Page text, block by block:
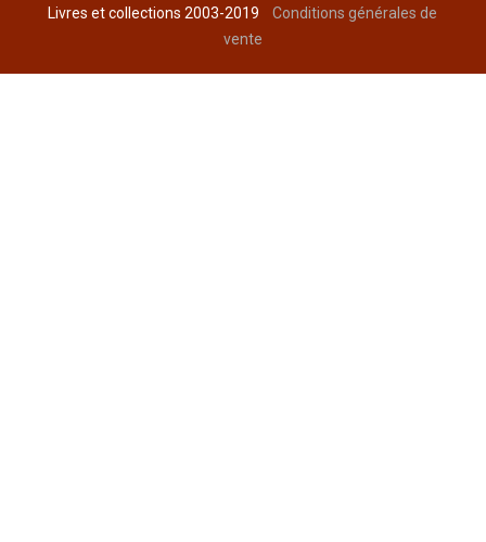
Livres et collections 2003-2019Conditions générales de
vente